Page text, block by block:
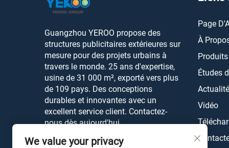
Guangzhou YEROO propose des
structures publicitaires extérieures sur
mesure pour des projets urbains à
travers le monde. 25 ans d'expertise,
usine de 31 000 m², exporté vers plus
de 109 pays. Des conceptions
durables et innovantes avec un
excellent service client. Contactez-
nous dès aujourd'hui.
Page
À
Produits
Études
Vidéo
We value your privacy